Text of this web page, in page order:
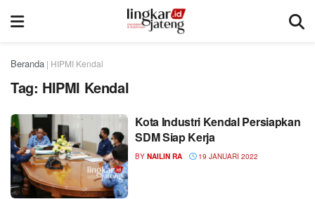
Beranda | HIPMI Kendal
Tag: HIPMI Kendal
Kota Industri Kendal Persiapkan
SDM Siap Kerja
BY NAILIN RA 19 JANUARI 2022